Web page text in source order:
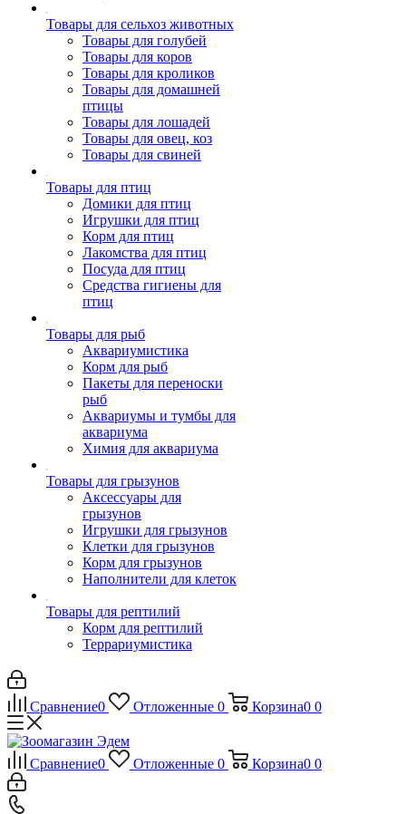
Товары для сельхоз животных
Товары для голубей
Товары для коров
Товары для кроликов
Товары для домашней
птицы
Товары для лошадей
Товары для овец, коз
Товары для свиней
Товары для птиц
Домики для птиц
Игрушки для птиц
Корм для птиц
Лакомства для птиц
Посуда для птиц
Средства гигиены для
птиц
Товары для рыб
Аквариумистика
Корм для рыб
Пакеты для переноски
рыб
Аквариумы и тумбы для
аквариума
Химия для аквариума
Товары для грызунов
Аксессуары для
грызунов
Игрушки для грызунов
Клетки для грызунов
Корм для грызунов
Наполнители для клеток
Товары для рептилий
Корм для рептилий
Террариумистика
Сравнение0 Отложенные 0 Корзина0 0
Сравнение0 Отложенные 0 Корзина0 0